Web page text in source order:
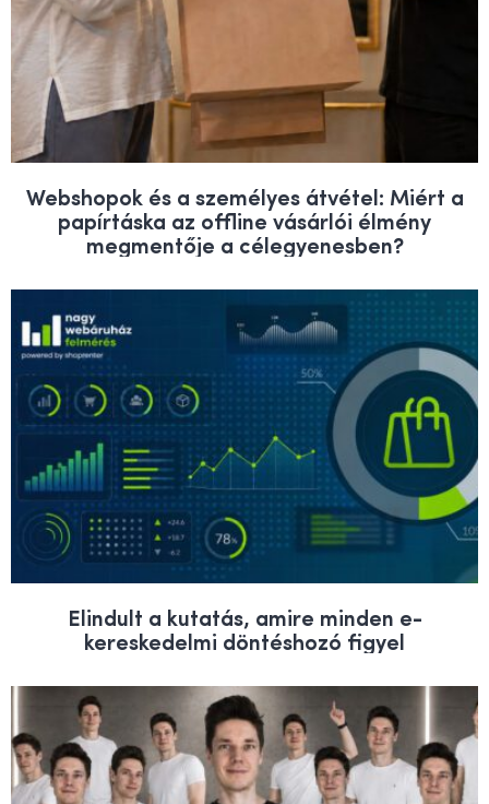
Webshopok és a személyes átvétel: Miért a
papírtáska az offline vásárlói élmény
megmentője a célegyenesben?
Elindult a kutatás, amire minden e-
kereskedelmi döntéshozó figyel